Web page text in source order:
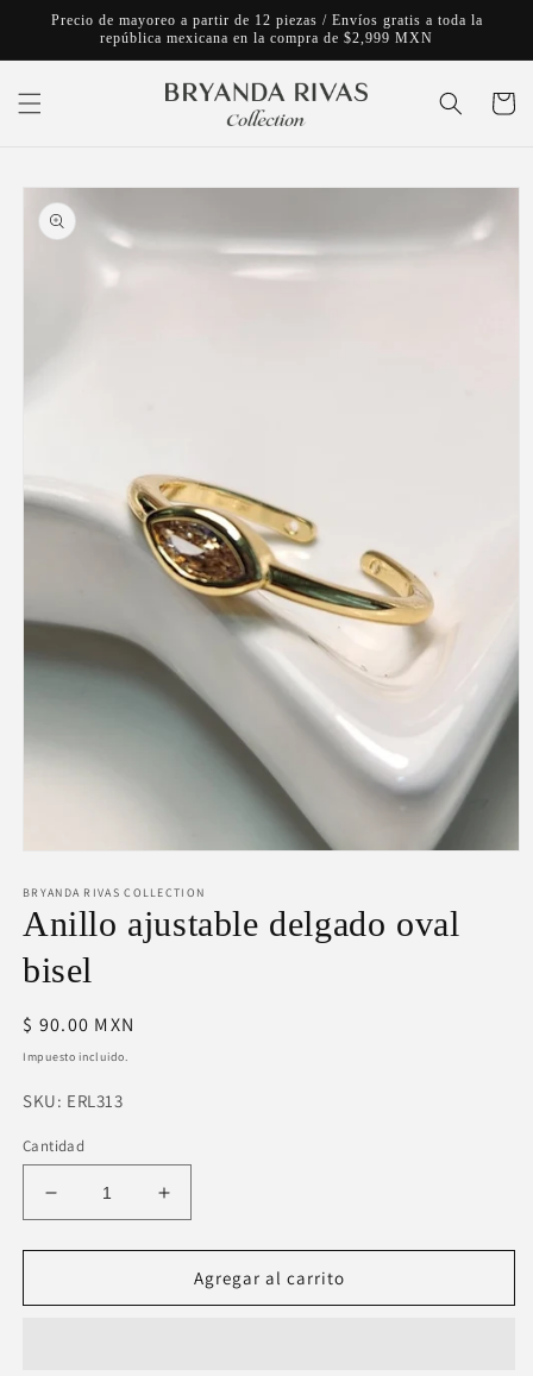
directamente
al contenido
Precio de mayoreo a partir de 12 piezas / Envíos gratis a toda la
república mexicana en la compra de $2,999 MXN
Carrito
directamente
a la
información
del producto
multimedia
en
ventana
modal
BRYANDA RIVAS COLLECTION
Anillo ajustable delgado oval
bisel
Precio
habitual
$ 90.00 MXN
Impuesto incluido.
SKU:
SKU: ERL313
Cantidad
Reducir
cantidad
para
ajustable
Aumentar
cantidad
para
Anillo
ajustable
Agregar al carrito